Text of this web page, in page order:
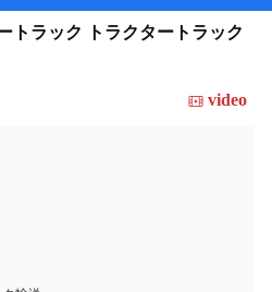
トラック トラクタートラック
video